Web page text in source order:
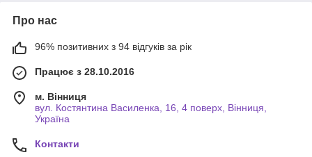
Про нас
96% позитивних з 94 відгуків за рік
Працює з 28.10.2016
м. Вінниця
вул. Костянтина Василенка, 16, 4 поверх, Вінниця,
Україна
Контакти